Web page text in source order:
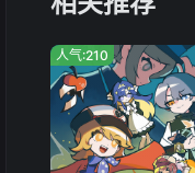
人气:210